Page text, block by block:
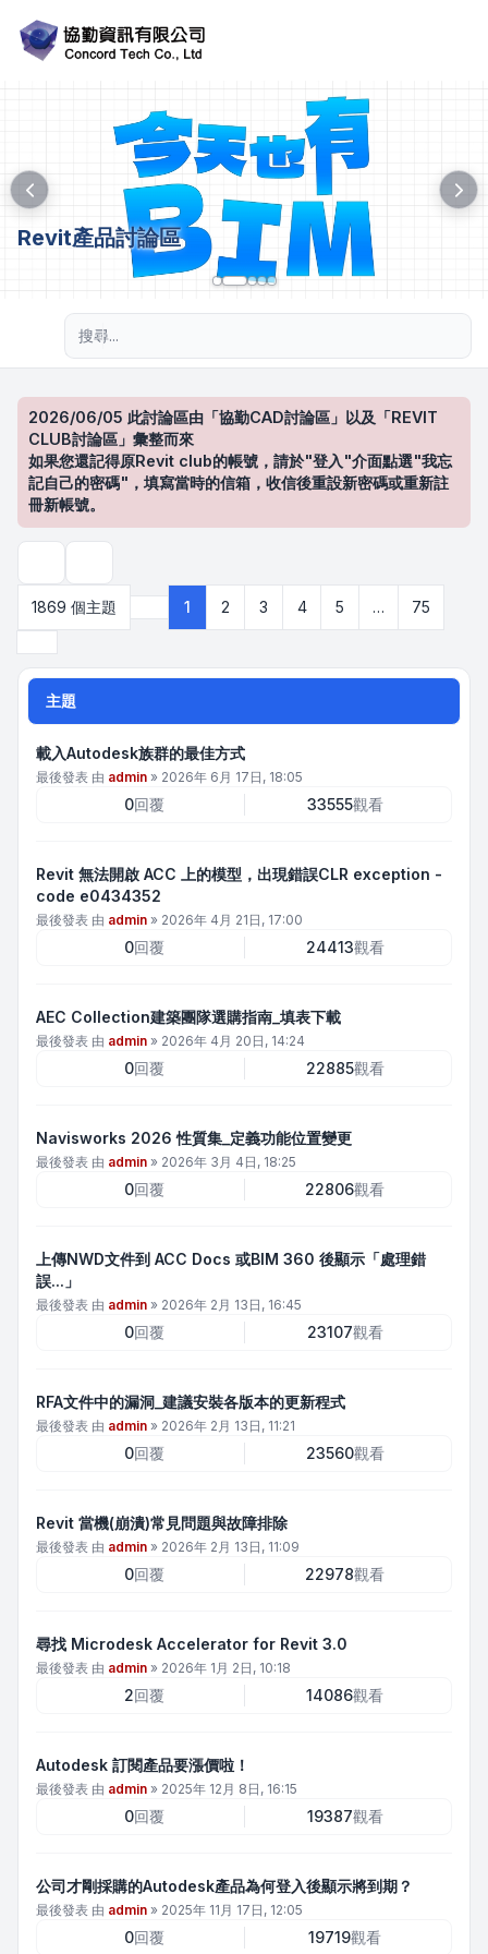
Revit產品討論區
2026/06/05 此討論區由「協勤CAD討論區」以及「REVIT
CLUB討論區」彙整而來
如果您還記得原Revit club的帳號，請於"登入"介面點選"我忘
記自己的密碼"，填寫當時的信箱，收信後重設新密碼或重新註
冊新帳號。
1869 個主題
第1 頁 (共 75 頁)
1 2 3 4 5 …
75
主題
載入Autodesk族群的最佳方式
最後發表 由 admin » 2026年 6月 17日, 18:05
0回覆 33555觀看
Revit 無法開啟 ACC 上的模型，出現錯誤CLR exception -
code e0434352
最後發表 由 admin » 2026年 4月 21日, 17:00
0回覆 24413觀看
AEC Collection建築團隊選購指南_填表下載
最後發表 由 admin » 2026年 4月 20日, 14:24
0回覆 22885觀看
Navisworks 2026 性質集_定義功能位置變更
最後發表 由 admin » 2026年 3月 4日, 18:25
0回覆 22806觀看
上傳NWD文件到 ACC Docs 或BIM 360 後顯示「處理錯
誤...」
最後發表 由 admin » 2026年 2月 13日, 16:45
0回覆 23107觀看
RFA文件中的漏洞_建議安裝各版本的更新程式
最後發表 由 admin » 2026年 2月 13日, 11:21
0回覆 23560觀看
Revit 當機(崩潰)常見問題與故障排除
最後發表 由 admin » 2026年 2月 13日, 11:09
0回覆 22978觀看
尋找 Microdesk Accelerator for Revit 3.0
最後發表 由 admin » 2026年 1月 2日, 10:18
2回覆 14086觀看
Autodesk 訂閱產品要漲價啦！
最後發表 由 admin » 2025年 12月 8日, 16:15
0回覆 19387觀看
公司才剛採購的Autodesk產品為何登入後顯示將到期？
最後發表 由 admin » 2025年 11月 17日, 12:05
0回覆 19719觀看